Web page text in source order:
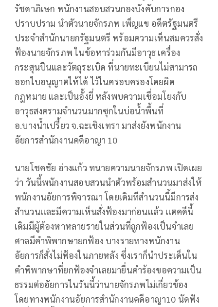
รัชดาภิเษก พนักงานสอบสวนกองบังคับการกอง
ปราบปราม นำตัวนายจักรภพ เพ็ญแข อดีตรัฐมนตรี
ประจำสำนักนายกรัฐมนตรี พร้อมความเห็นสมควรสั่ง
ฟ้องนายจักรภพ ในข้อหาร่วมกันมีอาวุธ เครื่อง
กระสุนปืนและวัตถุระเบิด ที่นายทะเบียนไม่สามารถ
ออกใบอนุญาตให้ได้ ไว้ในครอบครองโดยผิด
กฎหมาย และเป็นอั้งยี่ หลังพบความเชื่อมโยงกับ
อาวุธสงครามจำนวนมากซุกในบ่อน้ำพื้นที่
อ.บางน้ำเปรี้ยว จ.ฉะเชิงเทรา มาส่งยังพนักงาน
อัยการสำนักงานคดีอาญา 10
นายโชคชัย อ่างแก้ว ทนายความนายจักรภพ เปิดเผย
ว่า วันนี้พนักงานสอบสวนนำตัวพร้อมสำนวนมาส่งให้
พนักงานอัยการพิจารณา โดยเดิมทีสำนวนนี้มีการส่ง
สำนวนเเละมีความเห็นสั่งฟ้องมาก่อนเเล้ว เเตคดีนี้
เดิมมีผู้ต้องหาหลายรายในส่วนที่ถูกฟ้องเป็นจำเลย
ศาลมีคำพิพากษายกฟ้อง บางรายทางพนักงาน
อัยการก็สั่งไม่ฟ้องในภายหลัง ซึ่งเราก็นำประเด็นใน
คำพิพากษาที่ยกฟ้องจำเลยมายื่นคำร้องขอความเป็น
ธรรมต่ออัยการในวันนี้ว่านายจักรภพไม่เกี่ยวข้อง
โดยทางพนักงานอัยการสำนักงานคดีอาญา10 นัดฟัง